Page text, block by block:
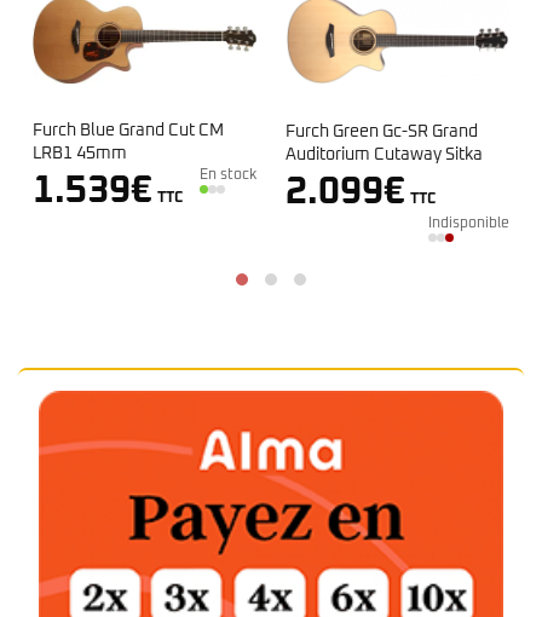
CM
En stock
Furch Green Gc-SR Grand
Auditorium Cutaway Sitka
2.099€
Furch Violet Gc-SM
Auditorium Cutaway
LRBaggs
1.319